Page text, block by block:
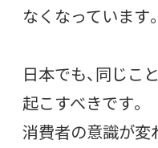
なくなっています。
日本でも、同じこ
起こすべきです。
消費者の意識が変